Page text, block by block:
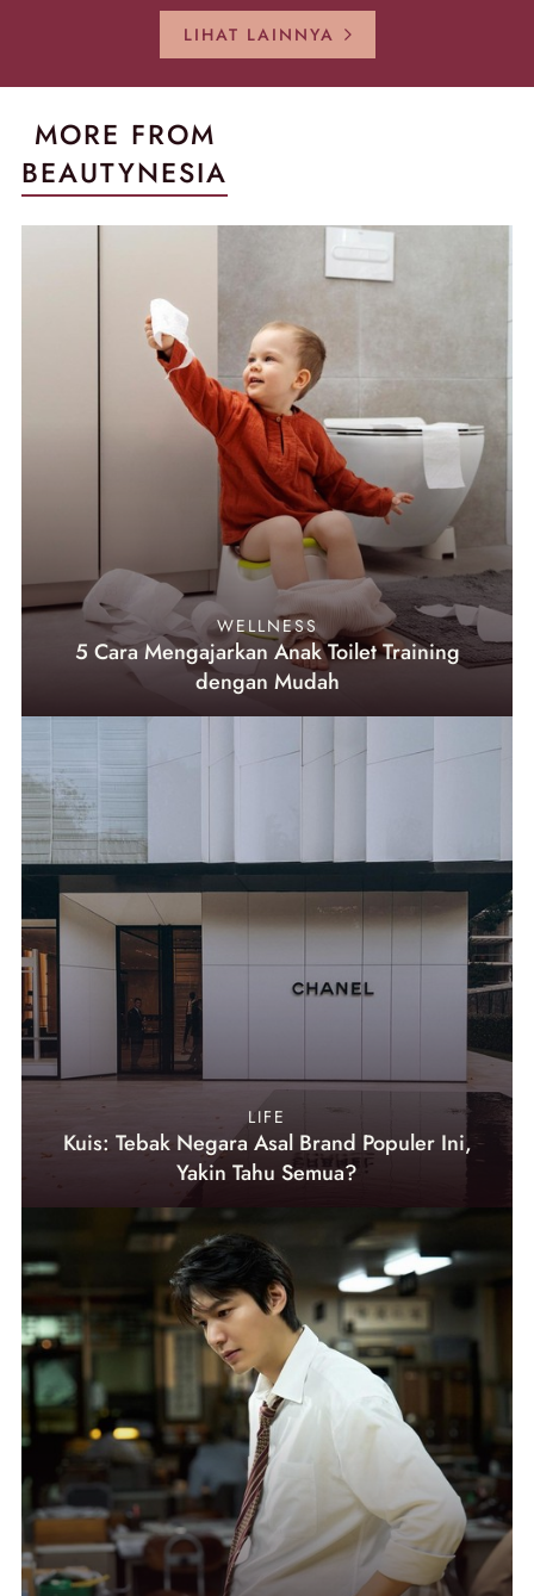
LIHAT LAINNYA
MORE FROM
BEAUTYNESIA
WELLNESS
5 Cara Mengajarkan Anak Toilet Training
dengan Mudah
LIFE
Kuis: Tebak Negara Asal Brand Populer Ini,
Yakin Tahu Semua?